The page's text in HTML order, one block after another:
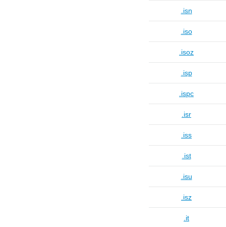
.isn
.iso
.isoz
.isp
.ispc
.isr
.iss
.ist
.isu
.isz
.it